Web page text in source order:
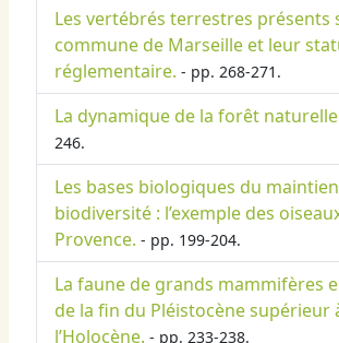
Les vertébrés terrestres présents
commune de Marseille et leur
réglementaire. - pp. 268-271.
La dynamique de la forêt
246.
Les bases biologiques du
biodiversité : l’exemple des
Provence. - pp. 199-204.
La faune de grands mammifères
de la fin du Pléistocène supérieur
l’Holocène. - pp. 233-238.